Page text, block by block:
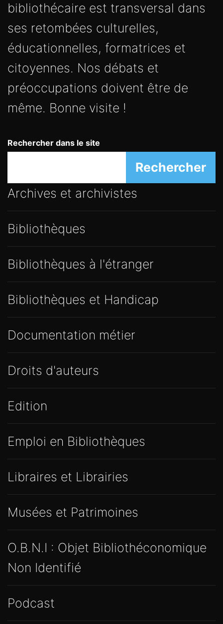
bibliothécaire est transversal dans
ses retombées culturelles,
éducationnelles, formatrices et
citoyennes. Nos débats et
préoccupations doivent être de
même. Bonne visite !
Rechercher dans le site
Rechercher
Archives et archivistes
Bibliothèques
Bibliothèques à l'étranger
Bibliothèques et Handicap
Documentation métier
Droits d'auteurs
Edition
Emploi en Bibliothèques
Libraires et Librairies
Musées et Patrimoines
O.B.N.I : Objet Bibliothéconomique
Non Identifié
Podcast